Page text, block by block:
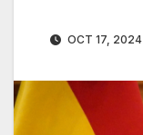
OCT 17, 2024